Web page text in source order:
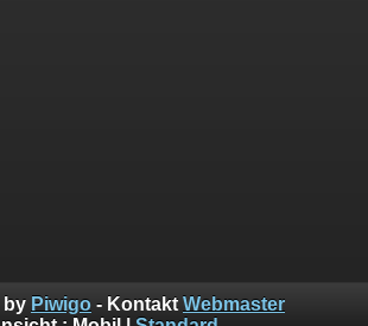
by Piwigo - Kontakt Webmaster